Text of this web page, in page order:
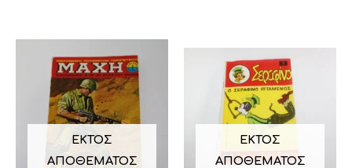
ΕΚΤΌΣ
ΑΠΟΘΈΜΑΤΟΣ
ΕΚΤΌΣ
ΑΠΟΘΈΜΑΤΟΣ